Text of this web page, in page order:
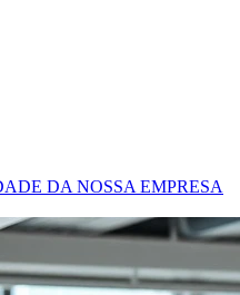
DA NOSSA EMPRESA